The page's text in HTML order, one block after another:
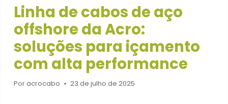
Linha de cabos de aço
offshore da Acro:
soluções para içamento
com alta performance
Poracrocabo 23 de julho de 2025